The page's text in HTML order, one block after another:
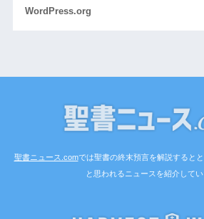
WordPress.org
聖書ニュース.comでは聖書の終末預言を解説すると
と思われるニュースを紹介してい